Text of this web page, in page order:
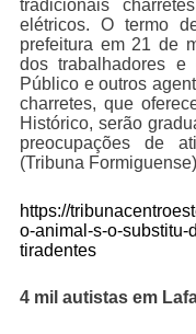
tradicionais
elétricos. O termo
prefeitura em 21 de
dos trabalhadores e
Público e outros
charretes, que
Histórico, serão
preocupações de
(Tribuna Formiguense)
https://
o-animal-s-o-substitu-
tiradentes
4 mil autistas em